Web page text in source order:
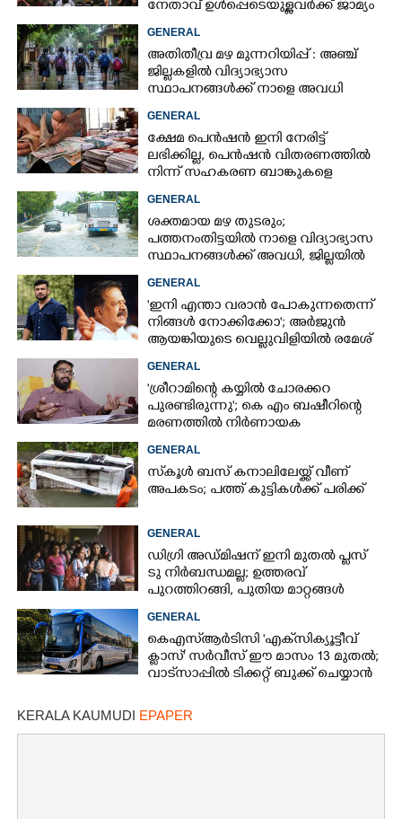
നേതാവ് ഉൾപ്പെടെയുള്ളവർക്ക് ജാമ്യം
GENERAL
അതിതീവ്ര മഴ മുന്നറിയിപ്പ് : അഞ്ച്
ജില്ലകളിൽ വിദ്യാഭ്യാസ
സ്ഥാപനങ്ങൾക്ക് നാളെ അവധി
GENERAL
ക്ഷേമ പെൻഷൻ ഇനി നേരിട്ട്
ലഭിക്കില്ല,​ പെൻഷൻ വിതരണത്തിൽ
നിന്ന് സഹകരണ ബാങ്കുകളെ
GENERAL
ശക്തമായ മഴ തുടരും;
പത്തനംതിട്ടയിൽ നാളെ വിദ്യാഭ്യാസ
സ്ഥാപനങ്ങൾക്ക് അവധി,​ ജില്ലയിൽ
GENERAL
'ഇനി എന്താ വരാൻ പോകുന്നതെന്ന്
നിങ്ങൾ നോക്കിക്കോ'; അർജുൻ
ആയങ്കിയുടെ വെല്ലുവിളിയിൽ രമേശ്
GENERAL
'ശ്രീറാമിന്റെ കയ്യിൽ ചോരക്കറ
പുരണ്ടിരുന്നു'; കെ എം ബഷീറിന്റെ
മരണത്തിൽ നിർണായക
GENERAL
സ്‌കൂൾ ബസ് കനാലിലേയ്ക്ക് വീണ്
അപകടം; പത്ത് കുട്ടികൾക്ക് പരിക്ക്
GENERAL
ഡിഗ്രി അഡ്മിഷന് ഇനി മുതൽ പ്ലസ്
ടു നിർബന്ധമല്ല; ഉത്തരവ്
പുറത്തിറങ്ങി, പുതിയ മാറ്റങ്ങൾ
GENERAL
കെഎസ്‌ആർടിസി 'എക്‌സിക്യൂട്ടീവ്
ക്ളാസ്' സർവീസ് ഈ മാസം 13 മുതൽ;
വാട്‌സാപ്പിൽ ടിക്കറ്റ് ബുക്ക് ചെയ്യാൻ
KERALA KAUMUDI EPAPER